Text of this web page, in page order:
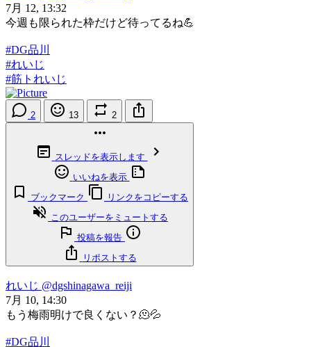
7月 12, 13:32
今週も限られた枠だけど待ってるね💪
#DG品川
#れいじ
#筋トれいじ
2 13 2
スレッドを表示します
いいねを表示
ブックマーク
リンクをコピーする
このユーザーをミュートする
投稿を報告
リポストする
れいじ @dgshinagawa_reiji
7月 10, 14:30
もう梅雨明けで良くない？🫠💦
#DG品川